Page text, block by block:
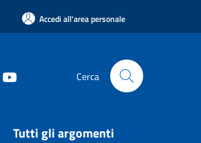
Accedi all'area personale
Cerca
Tutti gli argomenti